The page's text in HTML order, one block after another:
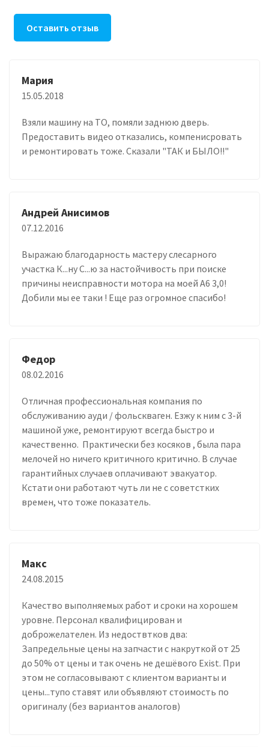
Оставить отзыв
Мария
15.05.2018
Взяли машину на ТО, помяли заднюю дверь.
Предоставить видео отказались, компенисровать
и ремонтировать тоже. Сказали "ТАК и БЫЛО!!"
Андрей Анисимов
07.12.2016
Выражаю благодарность мастеру слесарного
участка К...ну С...ю за настойчивость при поиске
причины неисправности мотора на моей А6 3,0!
Добили мы ее таки ! Еще раз огромное спасибо!
Федор
08.02.2016
Отличная профессиональная компания по
обслуживанию ауди / фольскваген. Езжу к ним с 3-й
машиной уже, ремонтируют всегда быстро и
качественно. Практически без косяков , была пара
мелочей но ничего критичного критично. В случае
гарантийных случаев оплачивают эвакуатор.
Кстати они работают чуть ли не с советстких
времен, что тоже показатель.
Макс
24.08.2015
Качество выполняемых работ и сроки на хорошем
уровне. Персонал квалифицирован и
доброжелателен. Из недоствтков два:
Запредельные цены на запчасти с накруткой от 25
до 50% от цены и так очень не дешёвого Exist. При
этом не согласовывают с клиентом варианты и
цены...тупо ставят или объявляют стоимость по
оригиналу (без вариантов аналогов)